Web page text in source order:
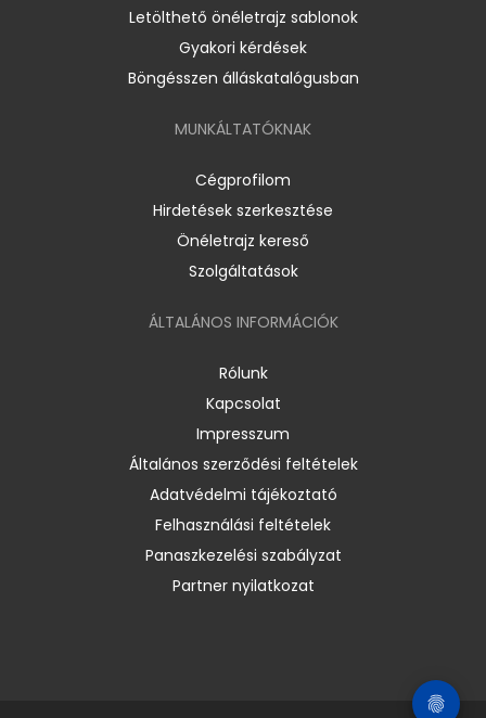
Letölthető önéletrajz sablonok
Gyakori kérdések
Böngésszen álláskatalógusban
MUNKÁLTATÓKNAK
Cégprofilom
Hirdetések szerkesztése
Önéletrajz kereső
Szolgáltatások
ÁLTALÁNOS INFORMÁCIÓK
Rólunk
Kapcsolat
Impresszum
Általános szerződési feltételek
Adatvédelmi tájékoztató
Felhasználási feltételek
Panaszkezelési szabályzat
Partner nyilatkozat